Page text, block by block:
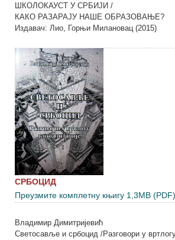
ШКОЛОКАУСТ У СРБИЈИ /
КАКО РАЗАРАЈУ НАШЕ ОБРАЗОВАЊЕ?
Издавач: Лио, Горњи Милановац (2015)
СРБОЦИД
Преузмите комплетну књигу 1,3MB (PDF)
Владимир Димитријевић
Светосавље и србоцид /Разговори у